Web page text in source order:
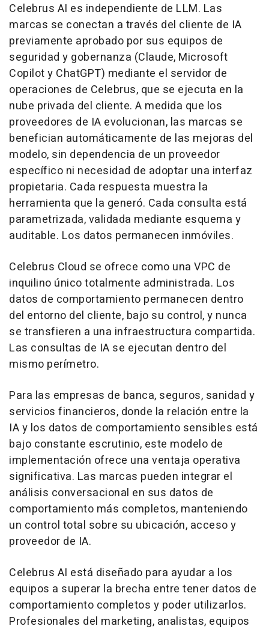
Celebrus AI es independiente de LLM. Las
marcas se conectan a través del cliente de IA
previamente aprobado por sus equipos de
seguridad y gobernanza (Claude, Microsoft
Copilot y ChatGPT) mediante el servidor de
operaciones de Celebrus, que se ejecuta en la
nube privada del cliente. A medida que los
proveedores de IA evolucionan, las marcas se
benefician automáticamente de las mejoras del
modelo, sin dependencia de un proveedor
específico ni necesidad de adoptar una interfaz
propietaria. Cada respuesta muestra la
herramienta que la generó. Cada consulta está
parametrizada, validada mediante esquema y
auditable. Los datos permanecen inmóviles.
Celebrus Cloud se ofrece como una VPC de
inquilino único totalmente administrada. Los
datos de comportamiento permanecen dentro
del entorno del cliente, bajo su control, y nunca
se transfieren a una infraestructura compartida.
Las consultas de IA se ejecutan dentro del
mismo perímetro.
Para las empresas de banca, seguros, sanidad y
servicios financieros, donde la relación entre la
IA y los datos de comportamiento sensibles está
bajo constante escrutinio, este modelo de
implementación ofrece una ventaja operativa
significativa. Las marcas pueden integrar el
análisis conversacional en sus datos de
comportamiento más completos, manteniendo
un control total sobre su ubicación, acceso y
proveedor de IA.
Celebrus AI está diseñado para ayudar a los
equipos a superar la brecha entre tener datos de
comportamiento completos y poder utilizarlos.
Profesionales del marketing, analistas, equipos